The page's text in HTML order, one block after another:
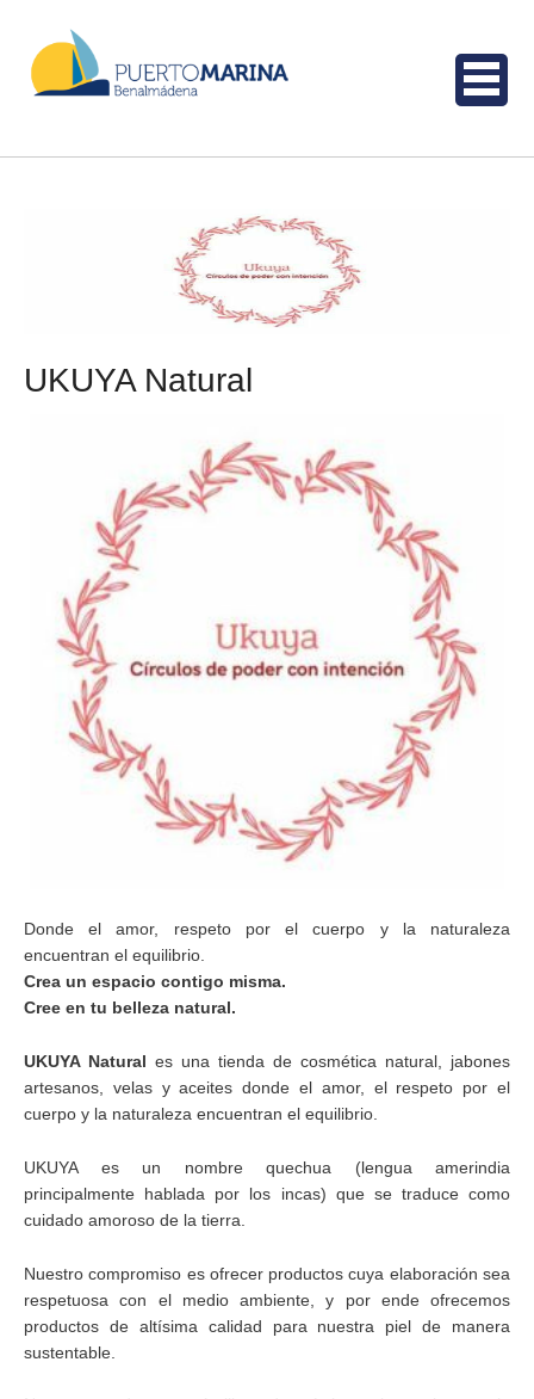
UKUYA Natural
Donde el amor, respeto por el cuerpo y la naturaleza
encuentran el equilibrio.
Crea un espacio contigo misma.
Cree en tu belleza natural.
UKUYA Natural es una tienda de cosmética natural, jabones
artesanos, velas y aceites donde el amor, el respeto por el
cuerpo y la naturaleza encuentran el equilibrio.
UKUYA es un nombre quechua (lengua amerindia
principalmente hablada por los incas) que se traduce como
cuidado amoroso de la tierra.
Nuestro compromiso es ofrecer productos cuya elaboración sea
respetuosa con el medio ambiente, y por ende ofrecemos
productos de altísima calidad para nuestra piel de manera
sustentable.